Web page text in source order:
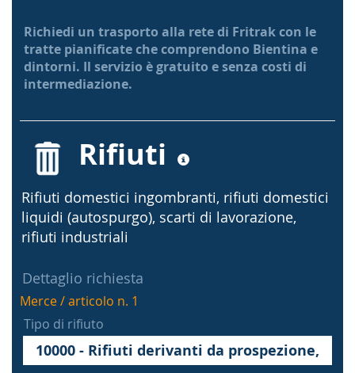
Richiedi un trasporto alla rete di Fritrak con le
tratte pianificate che comprendono Bientina e
dintorni. Il servizio è gratuito e senza costi di
intermediazione.
Rifiuti
Rifiuti domestici ingombranti, rifiuti domestici
liquidi (autospurgo), scarti di lavorazione,
rifiuti industriali
Dettaglio richiesta
Merce / articolo n. 1
Tipo di rifiuto